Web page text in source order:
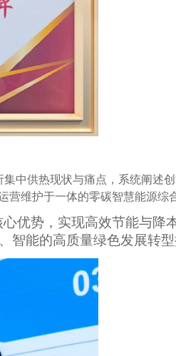
中供热现状与痛点，系统阐述
维护于一体的零碳智慧能源综
心优势，实现高效节能与降
能的高质量绿色发展转型